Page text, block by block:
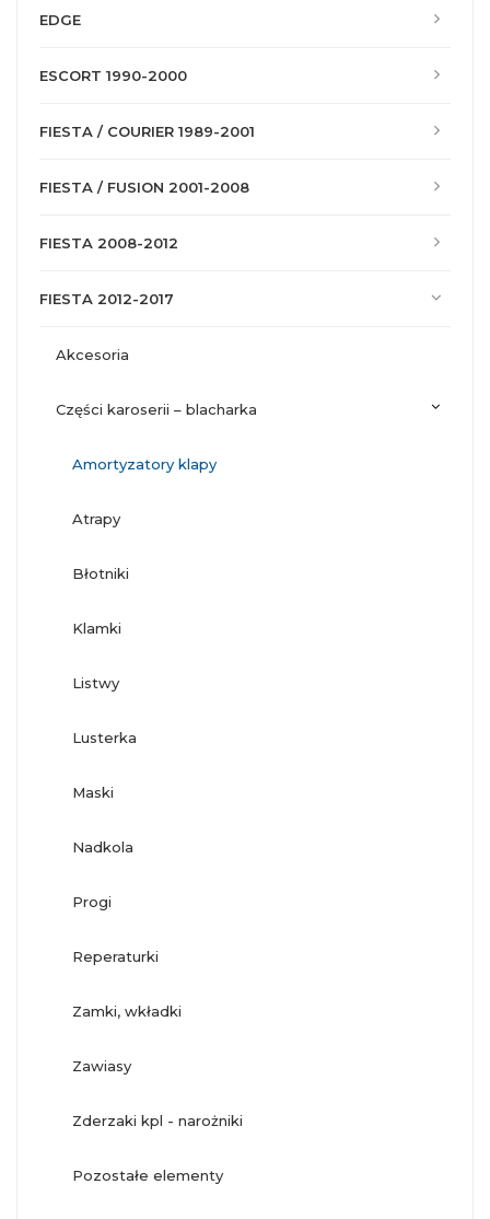
EDGE
ESCORT 1990-2000
FIESTA / COURIER 1989-2001
FIESTA / FUSION 2001-2008
FIESTA 2008-2012
FIESTA 2012-2017
akcesoria
części karoserii – blacharka
amortyzatory klapy
atrapy
błotniki
klamki
listwy
lusterka
maski
nadkola
progi
reperaturki
zamki, wkładki
zawiasy
zderzaki kpl - narożniki
pozostałe elementy